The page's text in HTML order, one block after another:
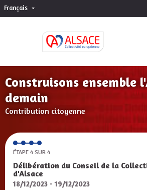
Français Choisir la langue
Construisons ensemble
demain
Contribution citoyenne
ÉTAPE 4 SUR 4
Délibération du Conseil de la
d'Alsace
18/12/2023 - 19/12/2023